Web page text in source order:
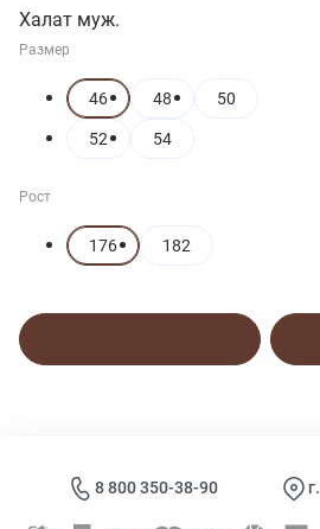
Халат муж.
Размер
46 48 50
52 54
Рост
176 182
8 800 350-38-90